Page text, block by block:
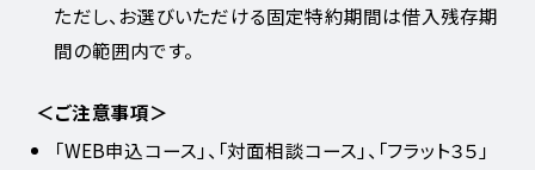
ただし、お選びいただける固定特約期間は借入残存期
間の範囲内です。
＜ご注意事項＞
「WEB申込コース」、「対面相談コース」、「フラット３５」